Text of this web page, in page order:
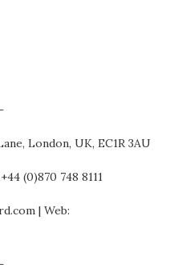
London, UK, EC1R 3AU
(0)870 748 8111
| Web: